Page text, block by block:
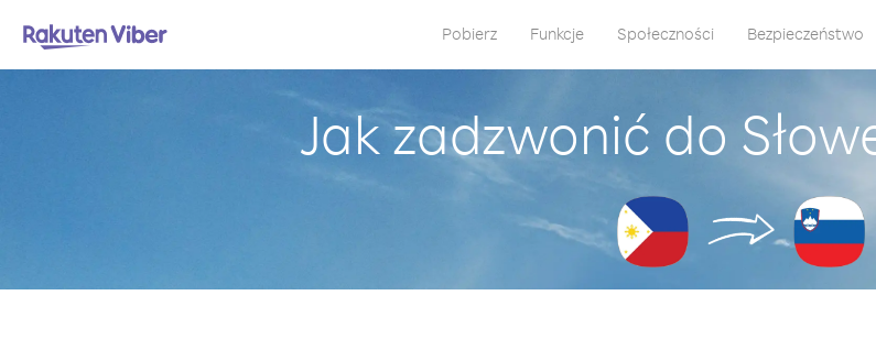
Pobierz Funkcje Społeczności Bezpieczeństwo
Jak zadzwonić do